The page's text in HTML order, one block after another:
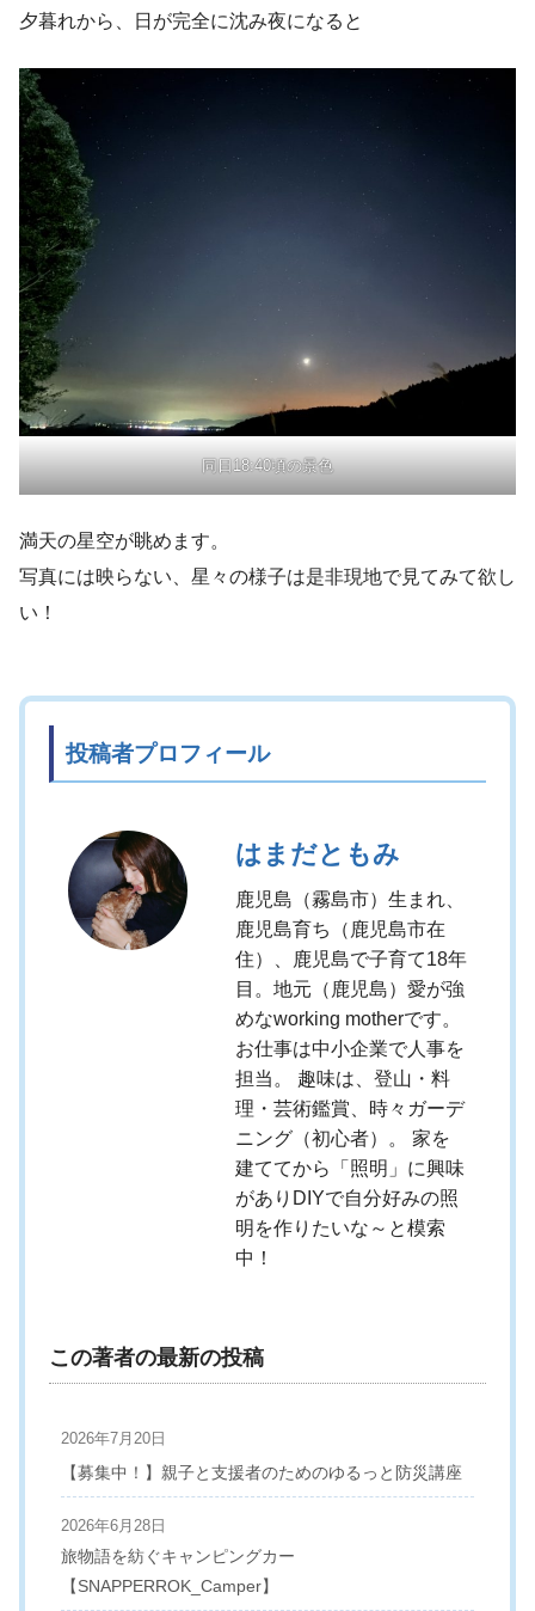
夕暮れから、日が完全に沈み夜になると
同日18:40頃の景色
満天の星空が眺めます。
写真には映らない、星々の様子は是非現地で見てみて欲し
い！
投稿者プロフィール
はまだともみ
鹿児島（霧島市）生まれ、
鹿児島育ち（鹿児島市在
住）、鹿児島で子育て18年
目。地元（鹿児島）愛が強
めなworking motherです。
お仕事は中小企業で人事を
担当。 趣味は、登山・料
理・芸術鑑賞、時々ガーデ
ニング（初心者）。 家を
建ててから「照明」に興味
がありDIYで自分好みの照
明を作りたいな～と模索
中！
この著者の最新の投稿
2026年7月20日
【募集中！】親子と支援者のためのゆるっと防災講座
2026年6月28日
旅物語を紡ぐキャンピングカー
【SNAPPERROK_Camper】